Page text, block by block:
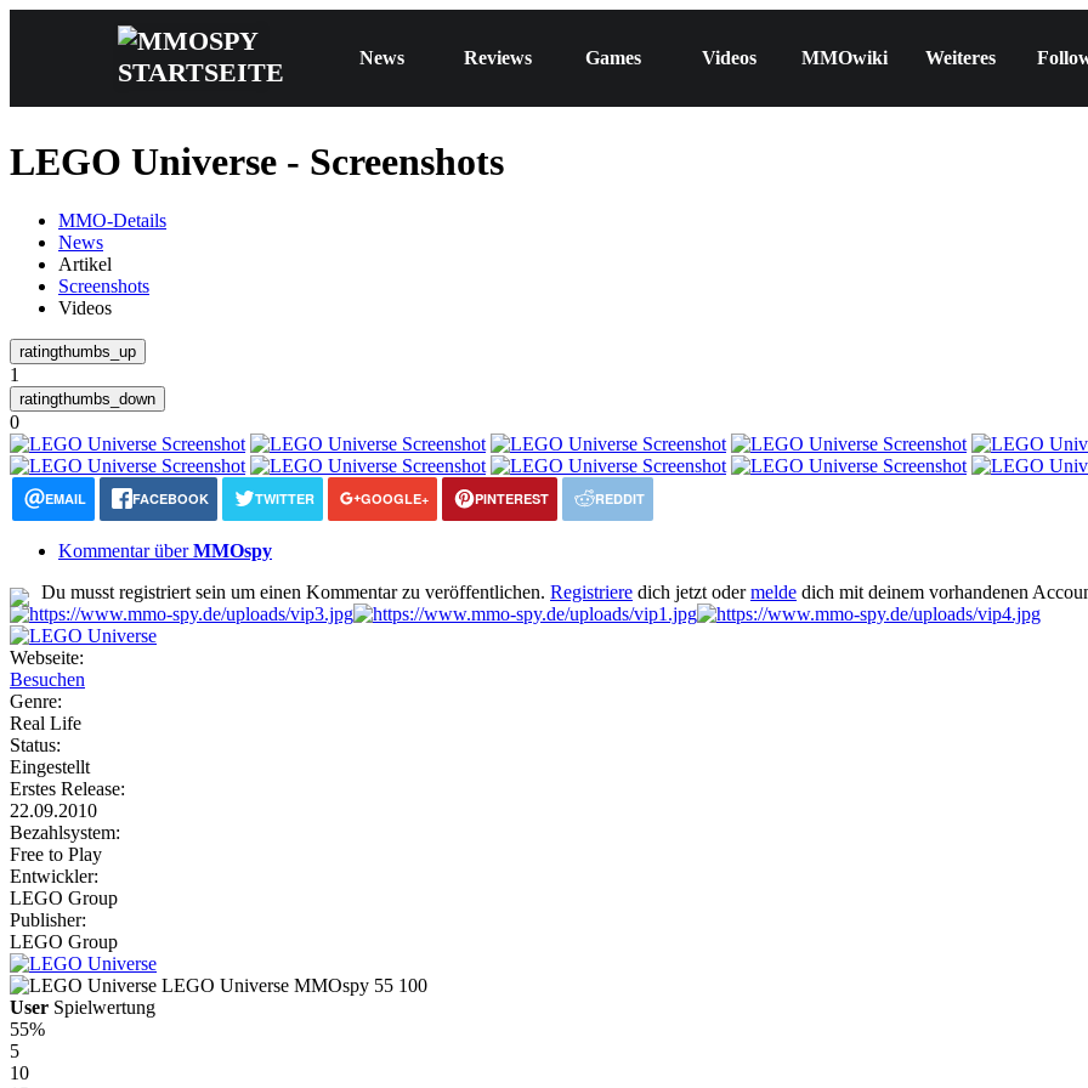
News Reviews Games Videos MMOwiki Weiteres
LEGO Universe - Screenshots
MMO-Details
News
Artikel
Screenshots
Videos
1
0
EMAIL FACEBOOK TWITTER GOOGLE+ PINTEREST REDDIT
Kommentar überMMOspy
Du musst registriert sein um einen Kommentar zu veröffentlichen. Registriere dich jetzt odermelde dich mit deinem vorhandenen
Webseite:
Besuchen
Genre:
Real Life
Status:
Eingestellt
Erstes Release:
22.09.2010
Bezahlsystem:
Free to Play
Entwickler:
LEGO Group
Publisher:
LEGO Group
LEGO Universe MMOspy 55 100
User Spielwertung
55%
5
10